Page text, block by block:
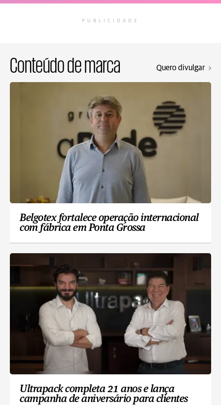
PUBLICIDADE
Conteúdo de marca Quero divulgar
Belgotex fortalece operação internacional
com fábrica em Ponta Grossa
Ultrapack completa 21 anos e lança
campanha de aniversário para clientes